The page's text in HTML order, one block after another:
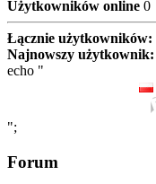
Użytkowników online 0
Łącznie użytkowników:
Najnowszy użytkownik:
echo "
";
Forum